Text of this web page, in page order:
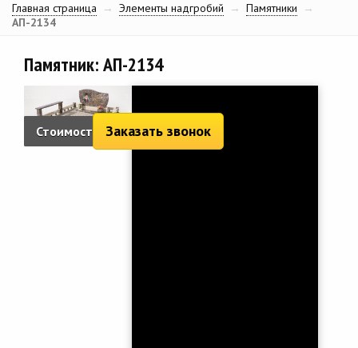
Главная страница → Элементы надгробий → Памятники
→
АП-2134
Памятник: АП-2134
Стоимость: 3 204 руб.
Заказать звонок